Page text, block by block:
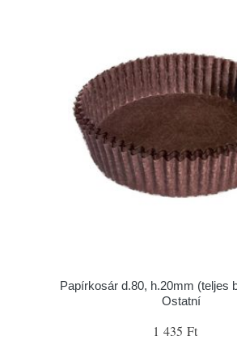
Papírkosár d.80, h.20mm (teljes
Ostatní
1 435 Ft